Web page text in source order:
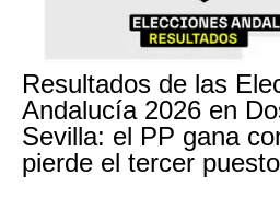
Resultados de las
Andalucía 2026 en
Sevilla: el PP gana
pierde el tercer puesto